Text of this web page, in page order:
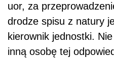
uor, za
drodze spisu z natury
kierownik jednostki.
inną osobę tej